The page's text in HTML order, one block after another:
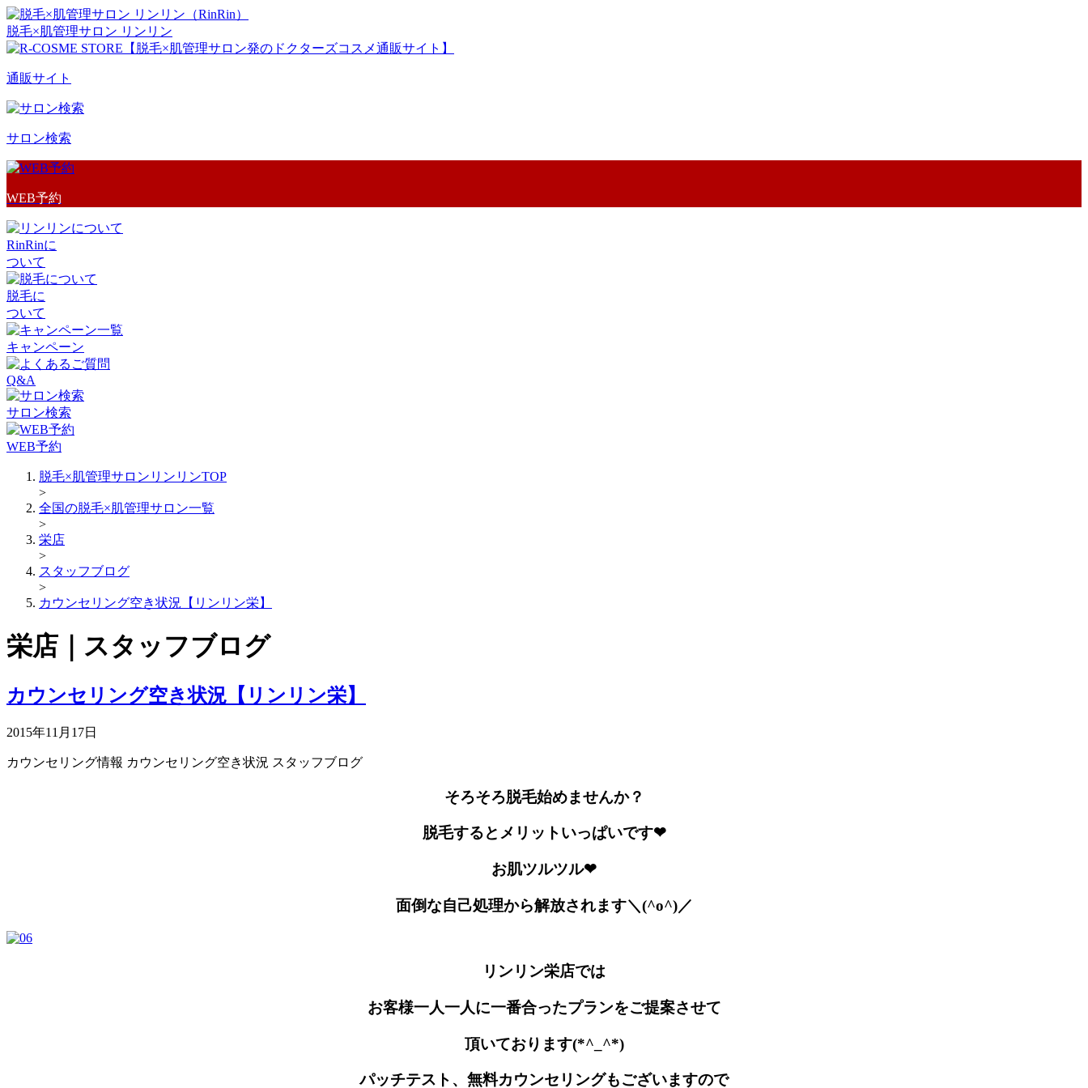
脱毛×肌管理サロン リンリン
通販サイト
サロン検索
WEB予約
RinRinに
ついて
脱毛に
ついて
キャンペーン
Q&A
サロン検索
WEB予約
脱毛×肌管理サロンリンリンTOP
>
全国の脱毛×肌管理サロン一覧
>
栄店
>
スタッフブログ
>
カウンセリング空き状況【リンリン栄】
栄店｜スタッフブログ
カウンセリング空き状況【リンリン栄】
2015年11月17日
カウンセリング情報 カウンセリング空き状況 スタッフブログ
そろそろ脱毛始めませんか？
脱毛するとメリットいっぱいです❤
お肌ツルツル❤
面倒な自己処理から解放されます＼(^o^)／
リンリン栄店では
お客様一人一人に一番合ったプランをご提案させて
頂いております(*^_^*)
パッチテスト、無料カウンセリングもございますので